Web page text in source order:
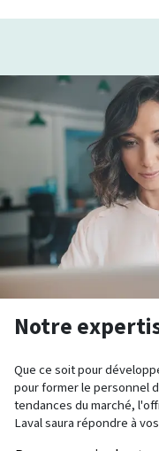
Notre
Que ce soit pour
pour former le personnel
tendances du marché,
Laval saura répondre à